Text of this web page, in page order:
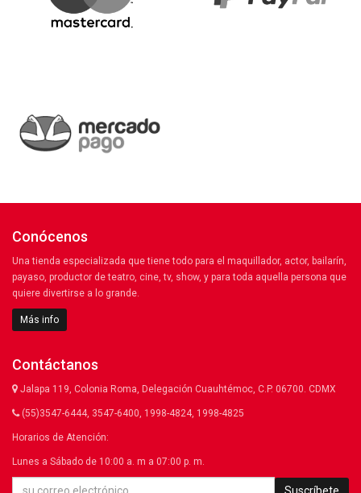
Conócenos
Una tienda especializada que tiene todo para el maquillador, actor, bailarín,
payaso, productor de teatro, cine, tv, show, y para toda aquella persona que
quiere divertirse a lo grande.
Más info
Contáctanos
Jalapa 119, Colonia Roma, Delegación Cuauhtémoc, C.P. 06700. CDMX
(55)3547-6444, 3547-6400, 1998-4824, 1998-4825
Horarios de Atención:
Lunes a Sábado de 10:00 a. m a 07:00 p. m.